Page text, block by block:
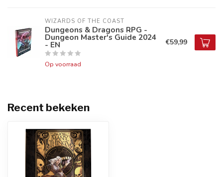
WIZARDS OF THE COAST
Dungeons & Dragons RPG -
Dungeon Master's Guide 2024
- EN
Op voorraad
€59,99
Recent bekeken